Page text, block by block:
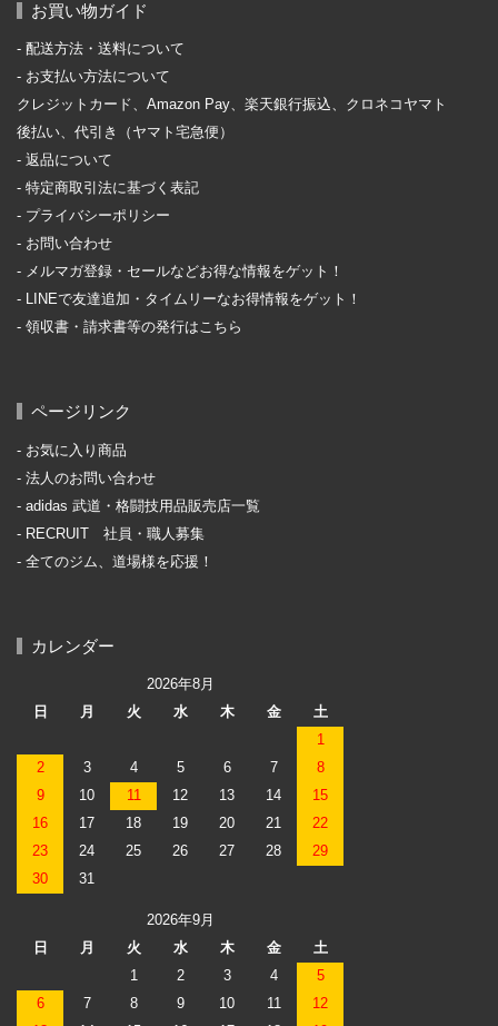
お買い物ガイド
配送方法・送料について
お支払い方法について
クレジットカード、Amazon Pay、楽天銀行振込、クロネコヤマト
後払い、代引き（ヤマト宅急便）
返品について
特定商取引法に基づく表記
プライバシーポリシー
お問い合わせ
メルマガ登録・セールなどお得な情報をゲット！
LINEで友達追加・タイムリーなお得情報をゲット！
領収書・請求書等の発行はこちら
ページリンク
お気に入り商品
法人のお問い合わせ
adidas 武道・格闘技用品販売店一覧
RECRUIT 社員・職人募集
全てのジム、道場様を応援！
カレンダー
2026年8月
日
月 火 水 木 金
土
1
2
3 4 5 6 7
8
9
10 11 12 13 14
15
16
17 18 19 20 21
22
23
24 25 26 27 28
29
30
31
2026年9月
日
月 火 水 木 金
土
1
2 3 4
5
6
7 8 9 10 11
12